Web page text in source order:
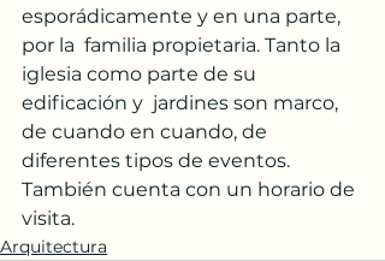
esporádicamente y en una parte,
por la  familia propietaria. Tanto la
iglesia como parte de su
edificación y  jardines son marco,
de cuando en cuando, de
diferentes tipos de eventos.
También cuenta con un horario de
visita.
Arquitectura